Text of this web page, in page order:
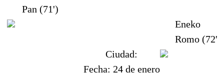
Pan (71')
Ciudad:
Fecha: 24 de enero
Eneko
Romo (72')